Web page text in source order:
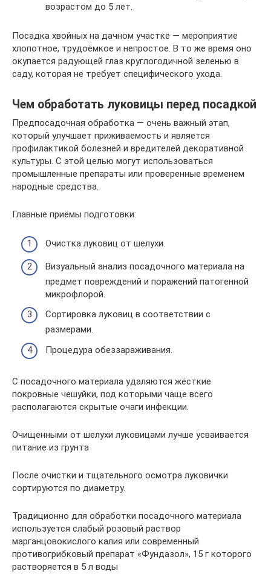
возрастом до 5 лет.
Посадка хвойных на дачном участке — мероприятие
хлопотное, трудоёмкое и непростое. В то же время оно
окупается радующей глаз круглогодичной зеленью в
саду, которая не требует специфического ухода.
Чем обработать луковицы перед посадкой
Предпосадочная обработка — очень важный этап,
который улучшает приживаемость и является
профилактикой болезней и вредителей декоративной
культуры. С этой целью могут использоваться
промышленные препараты или проверенные временем
народные средства.
Главные приёмы подготовки:
Очистка луковиц от шелухи.
Визуальный анализ посадочного материала на
предмет повреждений и поражений патогенной
микрофлорой.
Сортировка луковиц в соответствии с
размерами.
Процедура обеззараживания.
С посадочного материала удаляются жёсткие
покровные чешуйки, под которыми чаще всего
располагаются скрытые очаги инфекции.
Очищенными от шелухи луковицами лучше усваивается
питание из грунта
После очистки и тщательного осмотра луковички
сортируются по диаметру.
Традиционно для обработки посадочного материала
используется слабый розовый раствор
марганцовокислого калия или современный
противогрибковый препарат «Фундазол», 15 г которого
растворяется в 5 л воды